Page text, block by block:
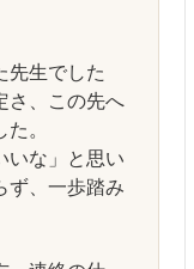
先生でした
さ、この先へ
。
いな」と思い
ず、一歩踏み